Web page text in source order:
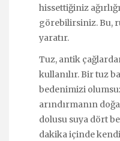
hissettiğiniz
görebilirsiniz. Bu,
yaratır.
Tuz, antik
kullanılır. Bir tuz
bedenimizi
arındırmanın
dolusu suya dört
dakika içinde